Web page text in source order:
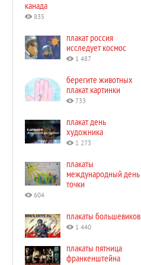
канада
835
плакат россия
исследует космос
1 487
берегите животных
плакат картинки
733
плакат день
художника
1 273
плакаты
международный день
точки
604
плакаты большевиков
1 440
плакаты пятница
франкенштейна